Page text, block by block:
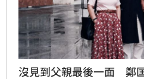
沒見到父親最後一面 鄭